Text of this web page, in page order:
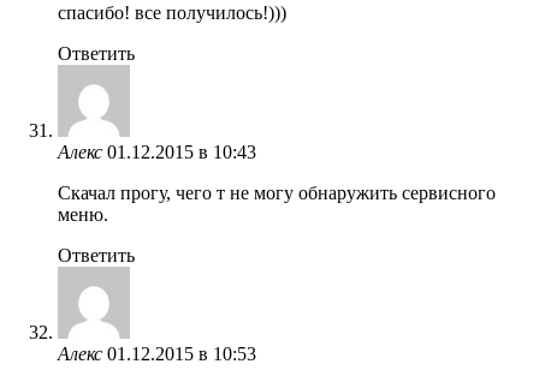
спасибо! все получилось!)))
Ответить
Алекс 01.12.2015 в 10:43
Скачал прогу, чего т не могу обнаружить сервисного
меню.
Ответить
Алекс 01.12.2015 в 10:53